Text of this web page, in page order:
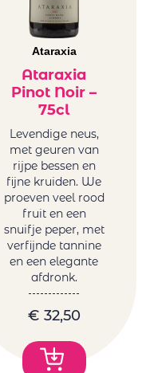
Ataraxia
Ataraxia
Pinot Noir –
75cl
Levendige neus,
met geuren van
rijpe bessen en
fijne kruiden. We
proeven veel rood
fruit en een
snuifje peper, met
verfijnde tannine
en een elegante
afdronk.
€ 32,50